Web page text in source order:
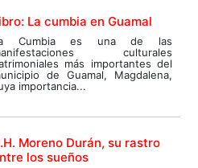
La cumbia en Guamal
Cumbia es una de las
culturales
más importantes del
de Guamal, Magdalena,
importancia...
Moreno Durán, su rastro
los sueños